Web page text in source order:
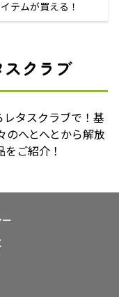
テムが買える！
クラブ
タスクラブで！基
のへとへとから解放
ご紹介！